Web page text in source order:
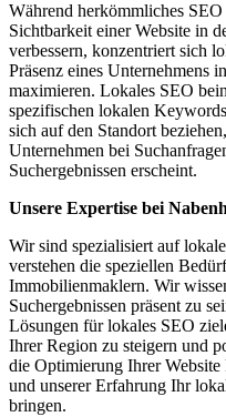
Während herkömmliches
Sichtbarkeit einer Website in
verbessern, konzentriert sich
Präsenz eines Unternehmens
maximieren. Lokales SEO
spezifischen lokalen
sich auf den Standort
Unternehmen bei
Suchergebnissen erscheint.
Unsere Expertise bei
Wir sind spezialisiert auf
verstehen die speziellen
Immobilienmaklern. Wir
Suchergebnissen präsent zu
Lösungen für lokales SEO
Ihrer Region zu steigern und
die Optimierung Ihrer
und unserer Erfahrung Ihr
bringen.